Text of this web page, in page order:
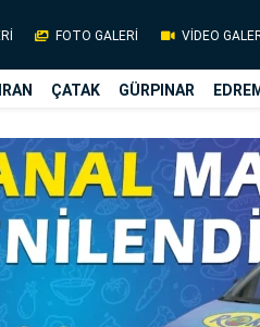
FOTO GALERİ VİDEO
ÇATAK GÜRPINAR